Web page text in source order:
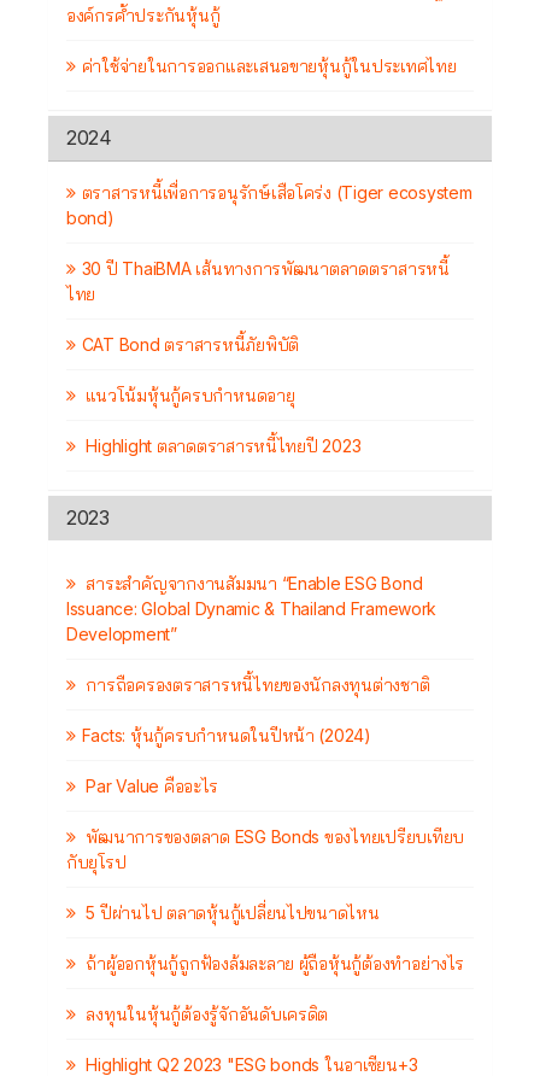
องค์กรค้ำประกันหุ้นกู้
ค่าใช้จ่ายในการออกและเสนอขายหุ้นกู้ในประเทศไทย
2024
ตราสารหนี้เพื่อการอนุรักษ์เสือโคร่ง (Tiger ecosystem
bond)
30 ปี ThaiBMA เส้นทางการพัฒนาตลาดตราสารหนี้
ไทย
CAT Bond ตราสารหนี้ภัยพิบัติ
แนวโน้มหุ้นกู้ครบกำหนดอายุ
Highlight ตลาดตราสารหนี้ไทยปี 2023
2023
สาระสำคัญจากงานสัมมนา “Enable ESG Bond
Issuance: Global Dynamic & Thailand Framework
Development”
การถือครองตราสารหนี้ไทยของนักลงทุนต่างชาติ
Facts: หุ้นกู้ครบกำหนดในปีหน้า (2024)
Par Value คืออะไร
พัฒนาการของตลาด ESG Bonds ของไทยเปรียบเทียบ
กับยุโรป
5 ปีผ่านไป ตลาดหุ้นกู้เปลี่ยนไปขนาดไหน
ถ้าผู้ออกหุ้นกู้ถูกฟ้องล้มละลาย ผู้ถือหุ้นกู้ต้องทำอย่างไร
ลงทุนในหุ้นกู้ต้องรู้จักอันดับเครดิต
Highlight Q2 2023 "ESG bonds ในอาเซียน+3